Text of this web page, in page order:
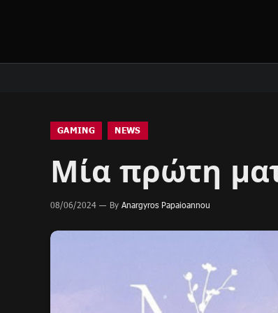
GAMING NEWS
Μία πρώτη
08/06/2024 By Anargyros Papaioannou